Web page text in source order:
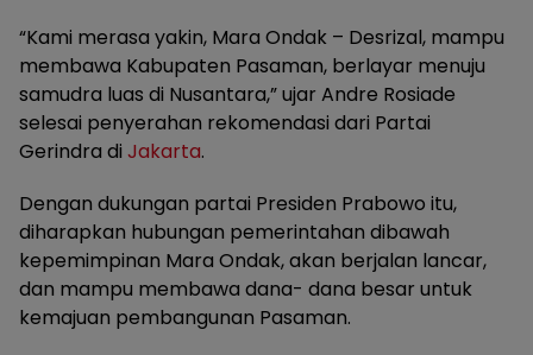
“Kami merasa yakin, Mara Ondak – Desrizal, mampu
membawa Kabupaten Pasaman, berlayar menuju
samudra luas di Nusantara,” ujar Andre Rosiade
selesai penyerahan rekomendasi dari Partai
Gerindra di Jakarta.
Dengan dukungan partai Presiden Prabowo itu,
diharapkan hubungan pemerintahan dibawah
kepemimpinan Mara Ondak, akan berjalan lancar,
dan mampu membawa dana- dana besar untuk
kemajuan pembangunan Pasaman.